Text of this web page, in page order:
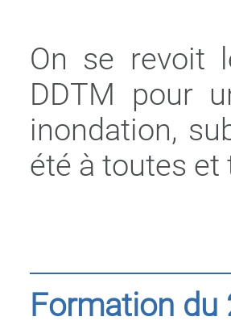
On se revoit
DDTM pour
inondation,
été à toutes et
Formation du